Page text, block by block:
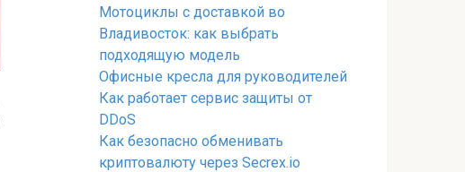
Мотоциклы с доставкой во
Владивосток: как выбрать
подходящую модель
Офисные кресла для руководителей
Как работает сервис защиты от
DDoS
Как безопасно обменивать
криптовалюту через Secrex.io